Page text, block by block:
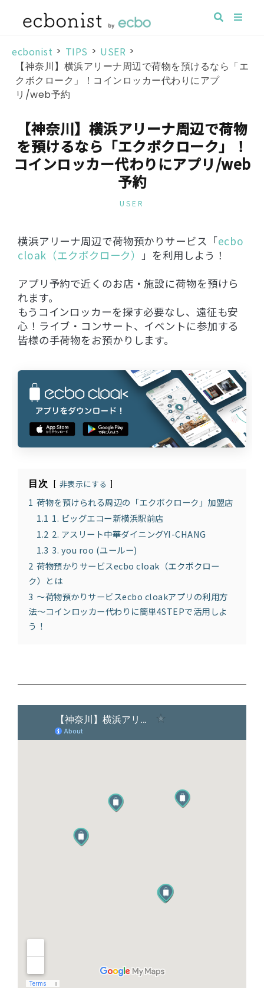
ecbonist > TIPS > USER >
【神奈川】横浜アリーナ周辺で荷物を預けるなら「エ
クボクローク」！コインロッカー代わりにアプ
リ/web予約
【神奈川】横浜アリーナ周辺で荷物
を預けるなら「エクボクローク」！
コインロッカー代わりにアプリ/web
予約
USER
横浜アリーナ周辺で荷物預かりサービス「ecbo
cloak（エクボクローク） 」を利用しよう！
アプリ予約で近くのお店・施設に荷物を預けら
れます。
もうコインロッカーを探す必要なし、遠征も安
心！ライブ・コンサート、イベントに参加する
皆様の手荷物をお預かりします。
目次 非表示にする
1 荷物を預けられる周辺の「エクボクローク」加盟店
1.1 1. ビッグエコー新横浜駅前店
1.2 2. アスリート中華ダイニングYI-CHANG
1.3 3. you roo (ユールー)
2 荷物預かりサービスecbo cloak（エクボクロー
ク）とは
3 〜荷物預かりサービスecbo cloakアプリの利用方
法〜コインロッカー代わりに簡単4STEPで活用しよ
う！